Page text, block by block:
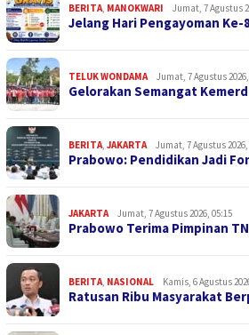
BERITA MANOKWARI Jumat, 7 Agustus
Jelang Hari Pengayoman
TELUK WONDAMA Jumat, 7 Agustus
Gelorakan Semangat
BERITA JAKARTA Jumat, 7 Agustus 2026,
Prabowo: Pendidikan Jadi
JAKARTA Jumat, 7 Agustus 2026, 05:15
Prabowo Terima Pimpinan
BERITA NASIONAL Kamis, 6 Agustus
Ratusan Ribu Masyarakat